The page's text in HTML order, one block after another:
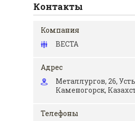
Контакты
ВЕСТА
Металлургов, 26,
Каменогорск,